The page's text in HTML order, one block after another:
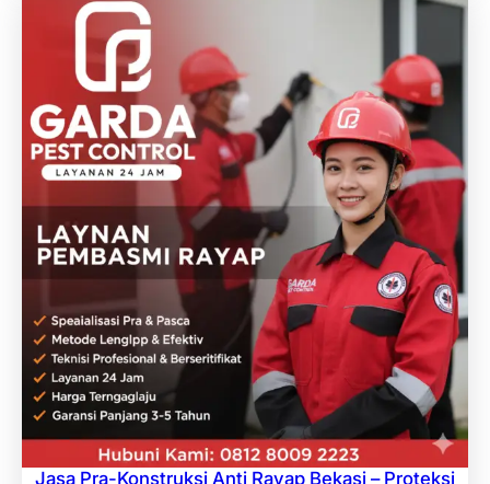
Jasa Pra-Konstruksi Anti Rayap Bekasi – Proteksi